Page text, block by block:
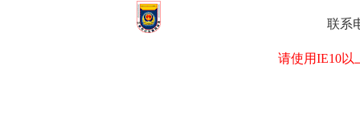
联系
请使用IE10以